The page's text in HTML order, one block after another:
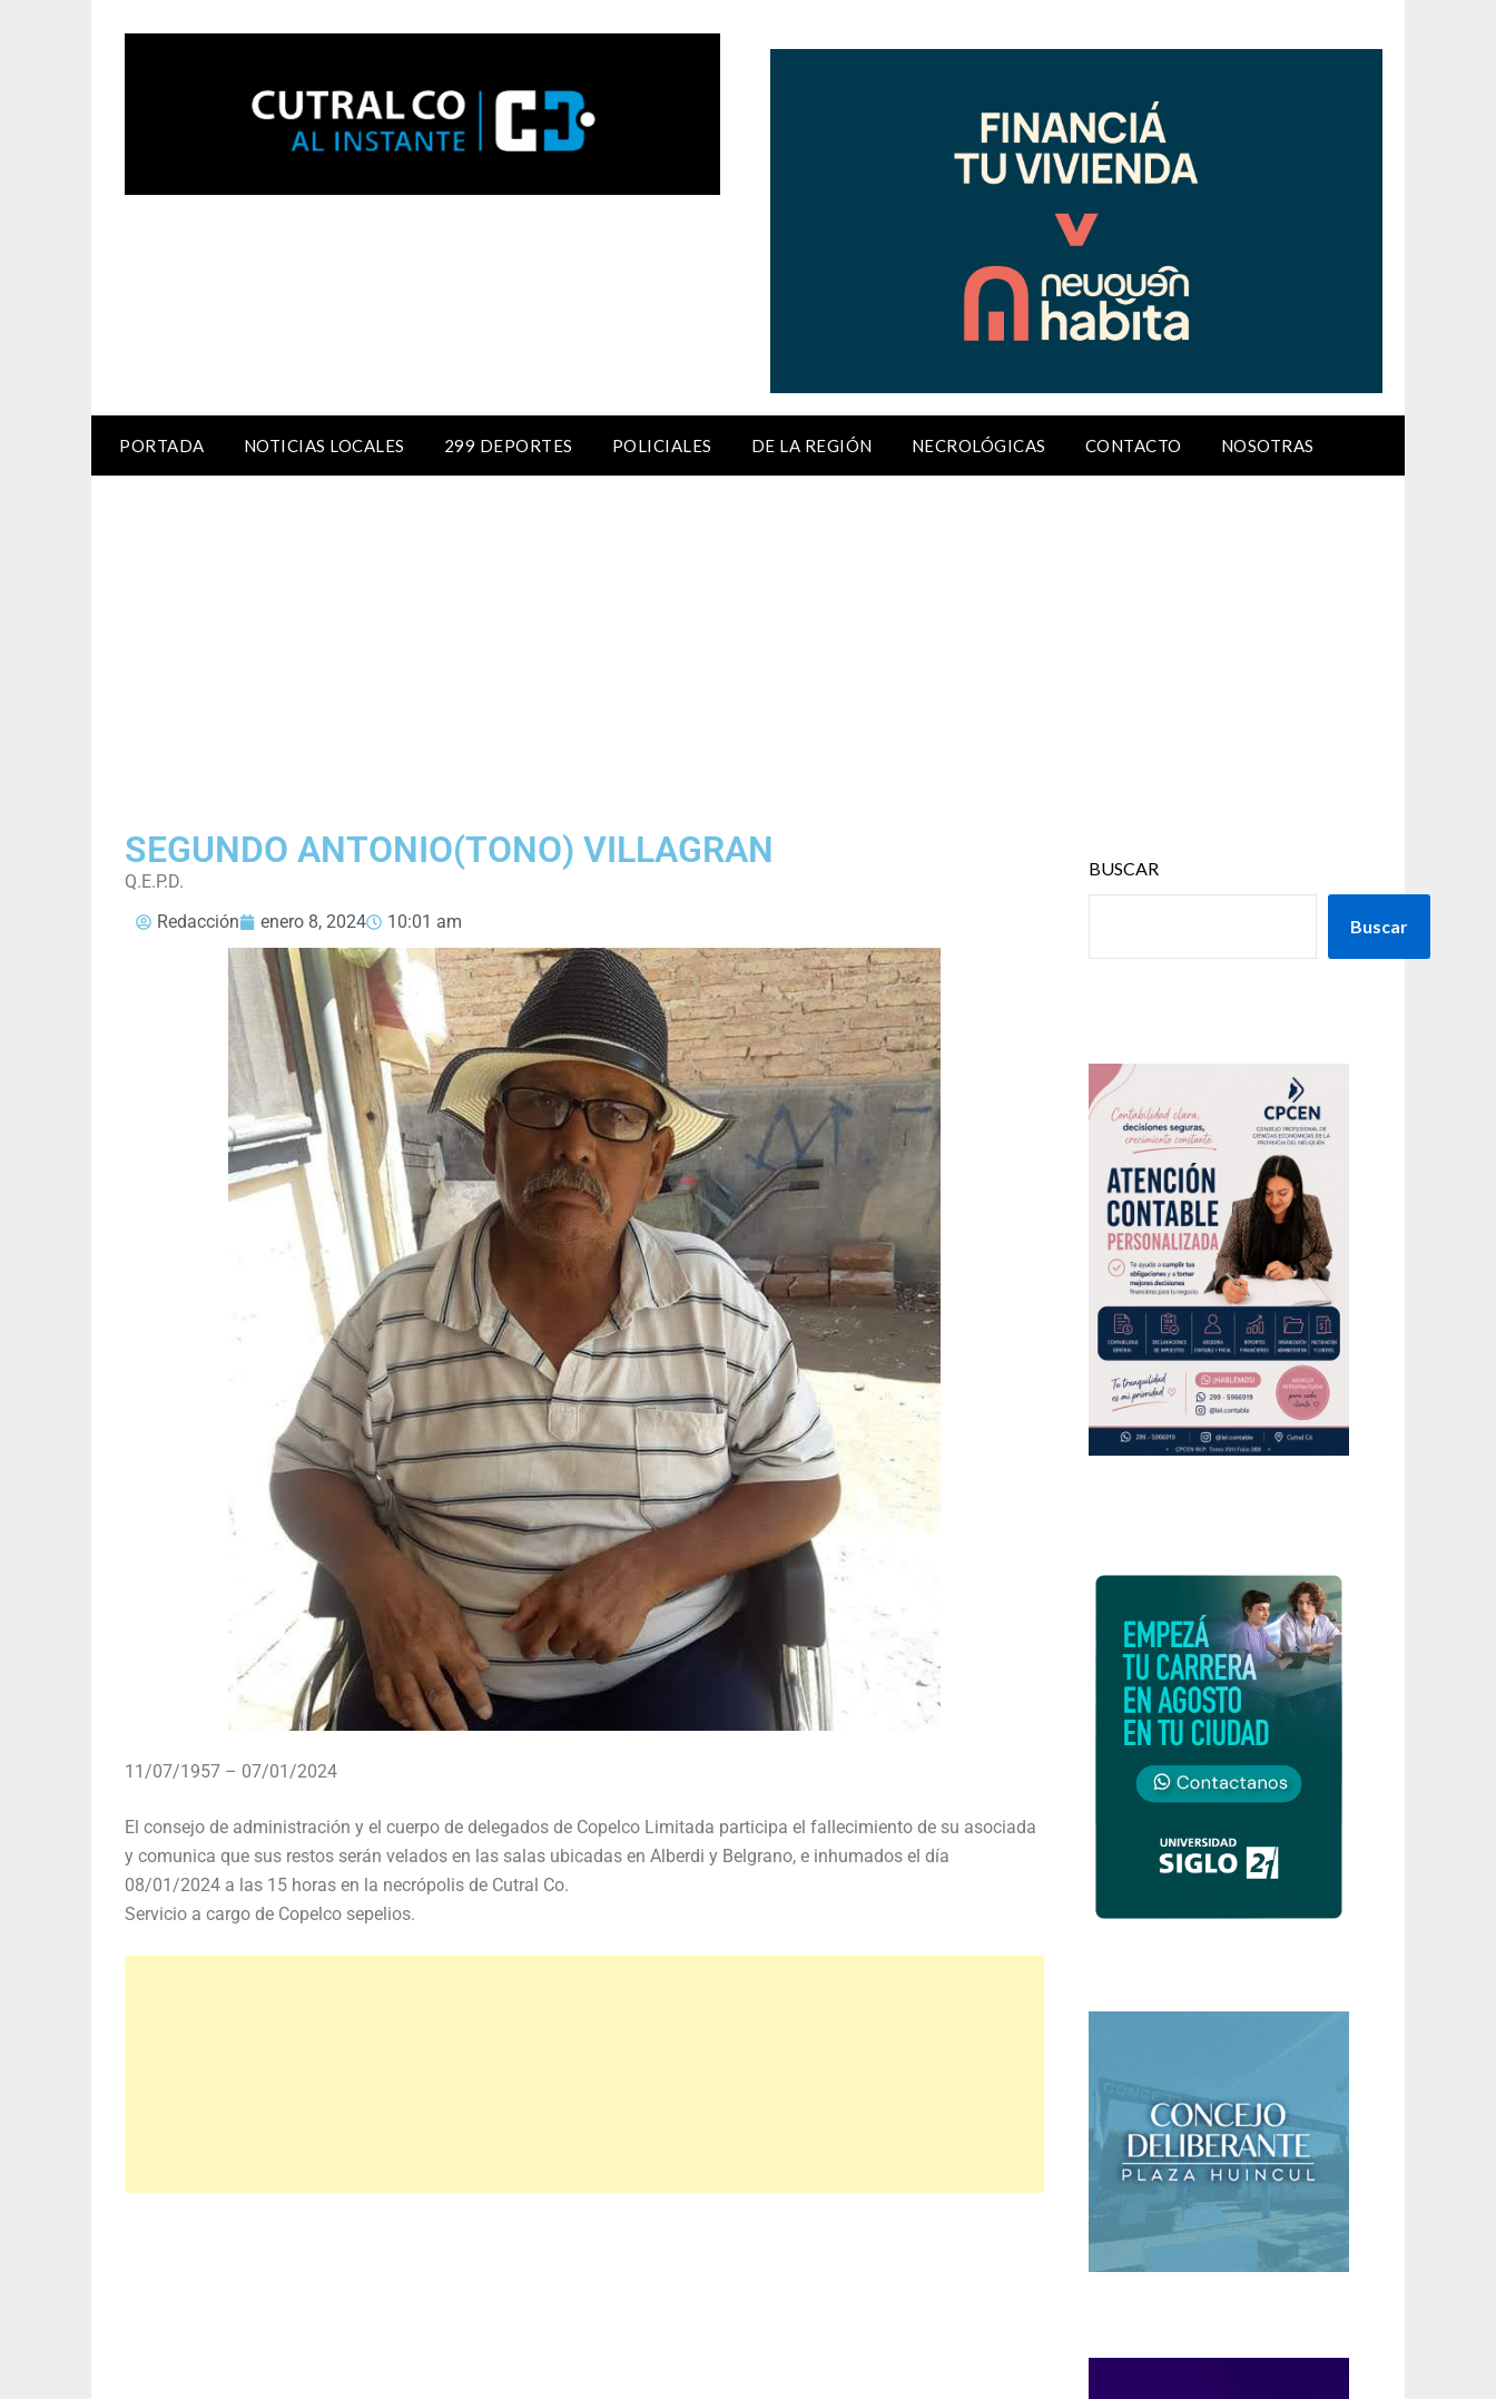
PORTADA NOTICIAS LOCALES 299 DEPORTES POLICIALES DE LA REGIÓN NECROLÓGICAS CONTACTO NOSOTRAS
SEGUNDO ANTONIO(TONO) VILLAGRAN
Q.E.P.D.
Redacción
enero 8, 2024 10:01 am
11/07/1957 – 07/01/2024
El consejo de administración y el cuerpo de delegados de Copelco Limitada participa el fallecimiento de su asociada
y comunica que sus restos serán velados en las salas ubicadas en Alberdi y Belgrano, e inhumados el día
08/01/2024 a las 15 horas en la necrópolis de Cutral Co.
Servicio a cargo de Copelco sepelios.
BUSCAR
Buscar